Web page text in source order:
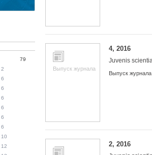
79
2
6
6
6
6
6
6
10
12
Выпуск журнала
4, 2016
Juvenis
Выпуск журнала
2, 2016